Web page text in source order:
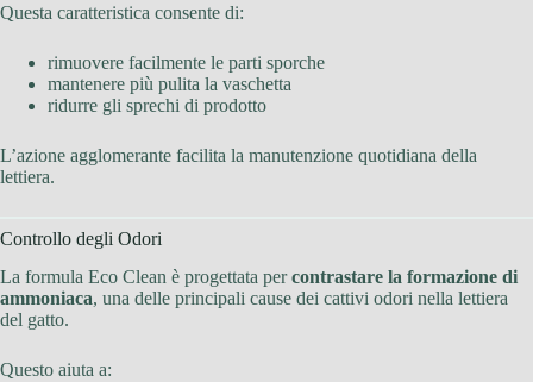
Questa caratteristica consente di:
rimuovere facilmente le parti sporche
mantenere più pulita la vaschetta
ridurre gli sprechi di prodotto
L’azione agglomerante facilita la manutenzione quotidiana della
lettiera.
Controllo degli Odori
La formula Eco Clean è progettata percontrastare la formazione di
ammoniaca, una delle principali cause dei cattivi odori nella lettiera
del gatto.
Questo aiuta a: